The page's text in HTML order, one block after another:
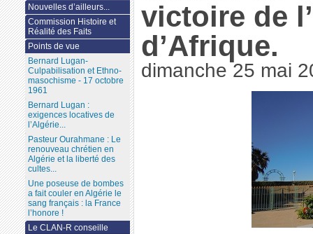
victoire de
d’Afrique.
dimanche 25 mai
Nouvelles d’ailleurs...
Commission Histoire et
Réalité des Faits
Points de vue
Bernard Lugan-
Culpabilisation et Ethno-
masochisme - 17 octobre
1961
Bernard Lugan :
exigences locatives de
l’Algérie...
Pasteur Ourahmane : Le
renouveau chrétien en
Algérie et la liberté des
cultes...
Une poseuse de bombes
a fait couler en Algérie le
sang français : la France
l’honore !
Le CLAN-R conseille